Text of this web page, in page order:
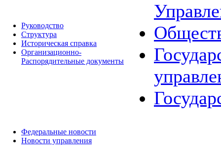
Руководство
Структура
Историческая справка
Организационно-
Распорядительные документы
Федеральные новости
Новости управления